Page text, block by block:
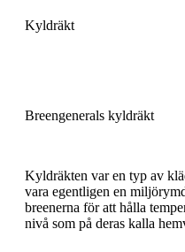
Kyldräkt
Breengenerals kyldräkt
Kyldräkten var en typ av
vara egentligen en
breenerna för att hålla
nivå som på deras kalla